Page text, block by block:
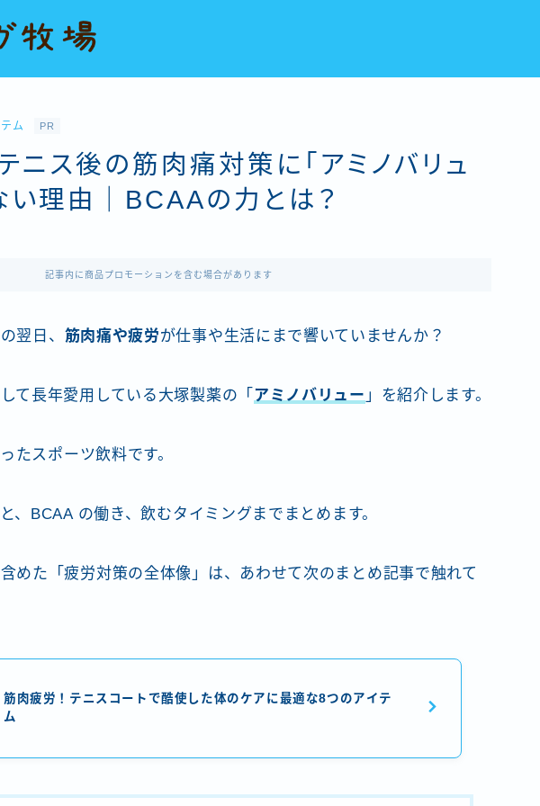
ム PR
テニス後の筋肉痛対策に「アミノバリュ
い理由｜BCAAの力とは？
記事内に商品プロモーションを含む場合があります
翌日、 筋肉痛や疲労が仕事や生活にまで響いていませんか？
て長年愛用している大塚製薬の「 アミノバリュー 」を紹介します。
たスポーツ飲料です。
、BCAA の働き、飲むタイミングまでまとめます。
めた「疲労対策の全体像」は、あわせて次のまとめ記事で触れて
筋肉疲労！テニスコートで酷使した体のケアに最適な8つのアイテ
ム